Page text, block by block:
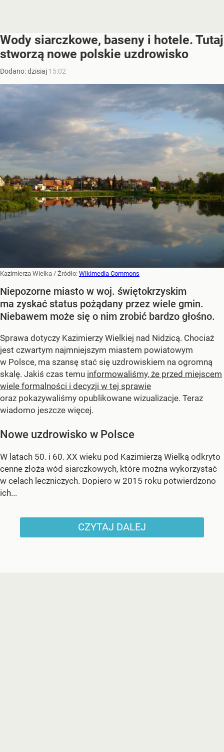
Wody siarczkowe, baseny i hotele. Tutaj
stworzą nowe polskie uzdrowisko
Dodano:dzisiaj 15:02
Kazimierza Wielka / Źródło: Wikimedia Commons
Niepozorne miasto w woj. świętokrzyskim
ma zyskać status pożądany przez wiele gmin.
Niebawem może się o nim zrobić bardzo głośno.
Sprawa dotyczy Kazimierzy Wielkiej nad Nidzicą. Chociaż
jest czwartym najmniejszym miastem powiatowym
w Polsce, ma szansę stać się uzdrowiskiem na ogromną
skalę. Jakiś czas temu informowaliśmy, że przed miejscem
wiele formalności i decyzji w tej sprawie
oraz pokazywaliśmy opublikowane wizualizacje. Teraz
wiadomo jeszcze więcej.
Nowe uzdrowisko w Polsce
W latach 50. i 60. XX wieku pod Kazimierzą Wielką odkryto
cenne złoża wód siarczkowych, które można wykorzystać
w celach leczniczych. Dopiero w 2015 roku potwierdzono
ich...
CZYTAJ DALEJ